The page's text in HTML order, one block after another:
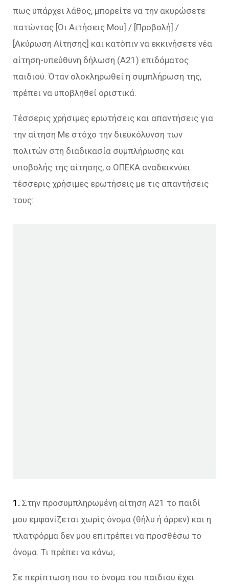
πως υπάρχει λάθος, μπορείτε να την ακυρώσετε
πατώντας [Οι Αιτήσεις Μου] / [Προβολή] /
[Ακύρωση Αίτησης] και κατόπιν να εκκινήσετε νέα
αίτηση-υπεύθυνη δήλωση (Α21) επιδόματος
παιδιού. Όταν ολοκληρωθεί η συμπλήρωση της,
πρέπει να υποβληθεί οριστικά.
Τέσσερις χρήσιμες ερωτήσεις και απαντήσεις για
την αίτηση Με στόχο την διευκόλυνση των
πολιτών στη διαδικασία συμπλήρωσης και
υποβολής της αίτησης, ο ΟΠΕΚΑ αναδεικνύει
τέσσερις χρήσιμες ερωτήσεις με τις απαντήσεις
τους:
1. Στην προσυμπληρωμένη αίτηση Α21 το παιδί
μου εμφανίζεται χωρίς όνομα (θήλυ ή άρρεν) και η
πλατφόρμα δεν μου επιτρέπει να προσθέσω το
όνομα. Τι πρέπει να κάνω;
Σε περίπτωση που το όνομα του παιδιού έχει